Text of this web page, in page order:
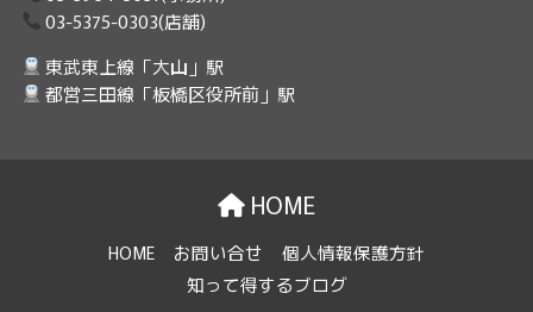
03-5375-0303(店舗)
東武東上線「大山」駅
都営三田線「板橋区役所前」駅
HOME
HOME お問い合せ
個人情報保護方針
知って得するブログ